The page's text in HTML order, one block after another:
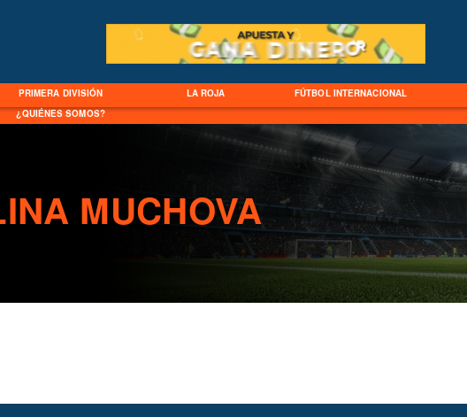
PRIMERA DIVISIÓN LA ROJA FÚTBOL INTERNACIONAL
¿QUIÉNES SOMOS?
MUCHOVA